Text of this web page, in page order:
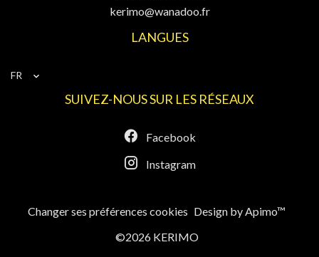
kerimo@wanadoo.fr
LANGUES
FR
SUIVEZ-NOUS SUR LES RÉSEAUX
Facebook
Instagram
Changer ses préférences cookies Design byApimo™
©2026 KERIMO